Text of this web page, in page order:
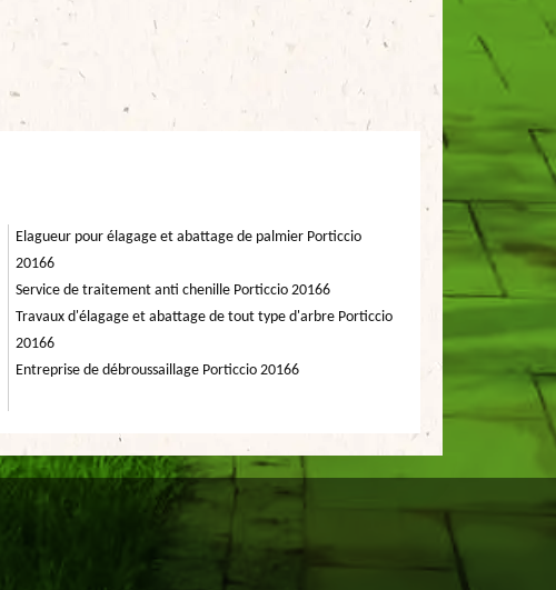
Elagueur pour élagage et abattage de palmier Porticcio
20166
Service de traitement anti chenille Porticcio 20166
Travaux d'élagage et abattage de tout type d'arbre Porticcio
20166
Entreprise de débroussaillage Porticcio 20166